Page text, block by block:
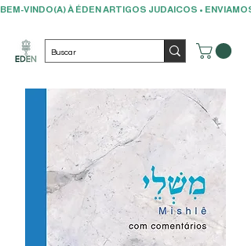
BEM-VINDO(A) À ÉDEN ARTIGOS JUDAICOS •